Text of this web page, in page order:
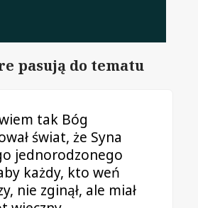
pasują do tematu
tak Bóg
świat, że Syna
jednorodzonego
każdy, kto weń
nie zginął, ale miał